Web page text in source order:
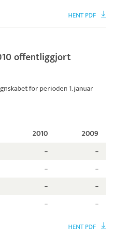
HENT PDF
offentliggjort
for perioden 1. januar
2010 2009
–
–
–
–
–
–
– –
HENT PDF